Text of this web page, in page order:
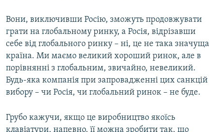
Вони, виключивши Росію, зможуть продовжувати
грати на глобальному ринку, а Росія, відрізавши
себе від глобального ринку – ні, це не така значуща
країна. Ми маємо великий хороший ринок, але в
порівнянні з глобальним, звичайно, невеликий.
Будь-яка компанія при запровадженні цих санкцій
вибору – чи Росія, чи глобальний ринок – не буде.
Грубо кажучи, якщо це виробництво якоїсь
клавіатури, напевно, її можна зробити так, що